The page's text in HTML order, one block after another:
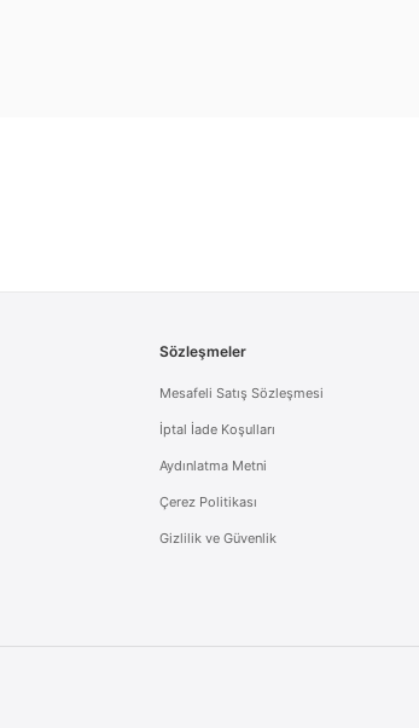
Sözleşmeler
Mesafeli Satış Sözleşmesi
İptal İade Koşulları
Aydınlatma Metni
Çerez Politikası
Gizlilik ve Güvenlik